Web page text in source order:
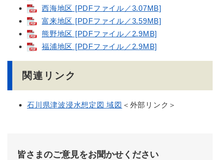
西海地区 [PDFファイル／3.07MB]
富来地区 [PDFファイル／3.59MB]
熊野地区 [PDFファイル／2.9MB]
福浦地区 [PDFファイル／2.9MB]
関連リンク
石川県津波浸水想定図 域図 ＜外部リンク＞
皆さまのご意見をお聞かせください